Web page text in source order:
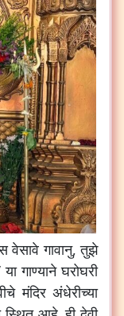
वेसावे गावानु, तुझे
गाण्याने घरोघरी
मंदिर अंधेरीच्या